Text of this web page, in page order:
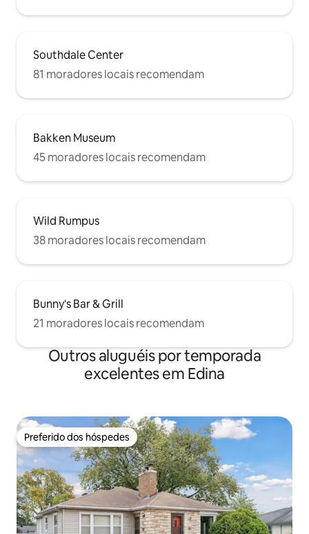
Southdale Center
81 moradores locais recomendam
Bakken Museum
45 moradores locais recomendam
Wild Rumpus
38 moradores locais recomendam
Bunny's Bar & Grill
21 moradores locais recomendam
Outros aluguéis por temporada
excelentes em Edina
Preferido dos hóspedes
Preferido dos hóspedes